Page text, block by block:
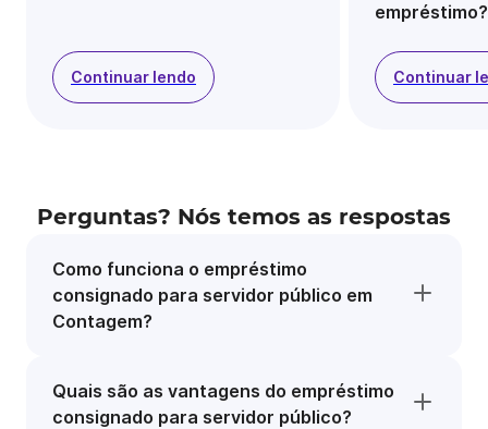
Continuar lendo
empréstimo?
Continuar
Perguntas? Nós temos as respostas
Como funciona o empréstimo
consignado para servidor público em
Contagem?
Quais são as vantagens do empréstimo
consignado para servidor público?